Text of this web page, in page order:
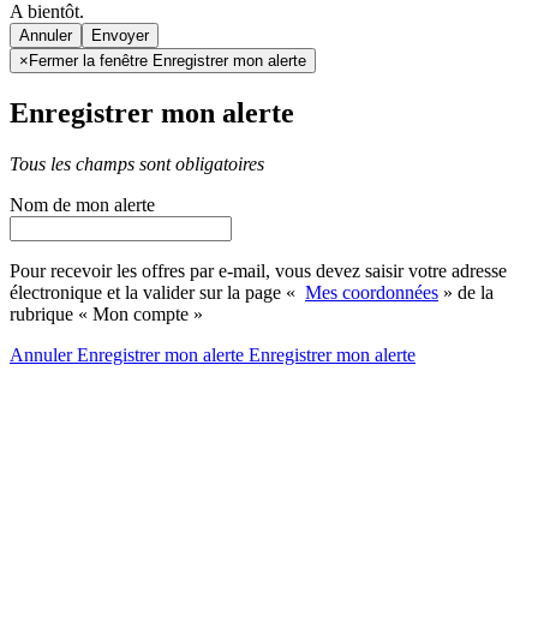
A bientôt.
Annuler
× Fermer la fenêtre Enregistrer mon alerte
Enregistrer mon alerte
Tous les champs sont obligatoires
Nom de mon alerte
Pour recevoir les offres par e-mail, vous devez saisir votre adresse
électronique et la valider sur la page « Mes coordonnées » de la
rubrique « Mon compte »
AnnulerEnregistrer mon alerte Enregistrermon alerte